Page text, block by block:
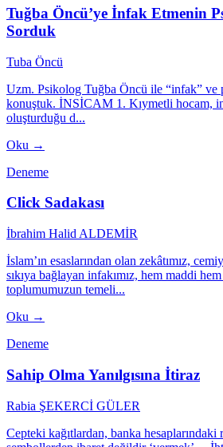
Tuğba Öncü’ye İnfak Etmenin
Sorduk
Tuba Öncü
Uzm. Psikolog Tuğba Öncü ile “infak”
konuştuk. İNSİCAM 1. Kıymetli hocam,
oluşturduğu d...
Oku →
Deneme
Click Sadakası
İbrahim Halid ALDEMİR
İslam’ın esaslarından olan zekâtımız,
sıkıya bağlayan infakımız, hem maddi
toplumumuzun temeli...
Oku →
Deneme
Sahip Olma Yanılgısına İtiraz
Rabia ŞEKERCİ GÜLER
Cepteki kağıtlardan, banka